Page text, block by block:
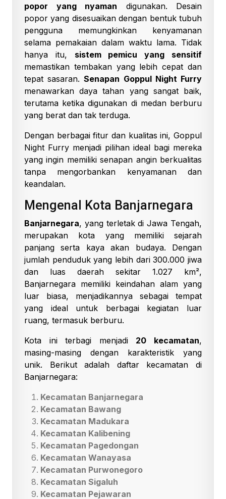
popor yang nyaman digunakan. Desain
popor yang disesuaikan dengan bentuk tubuh
pengguna memungkinkan kenyamanan
selama pemakaian dalam waktu lama. Tidak
hanya itu, sistem pemicu yang sensitif
memastikan tembakan yang lebih cepat dan
tepat sasaran.Senapan Goppul Night Furry
menawarkan daya tahan yang sangat baik,
terutama ketika digunakan di medan berburu
yang berat dan tak terduga.
Dengan berbagai fitur dan kualitas ini, Goppul
Night Furry menjadi pilihan ideal bagi mereka
yang ingin memiliki senapan angin berkualitas
tanpa mengorbankan kenyamanan dan
keandalan.
Mengenal Kota Banjarnegara
Banjarnegara, yang terletak di Jawa Tengah,
merupakan kota yang memiliki sejarah
panjang serta kaya akan budaya. Dengan
jumlah penduduk yang lebih dari 300.000 jiwa
dan luas daerah sekitar 1.027 km²,
Banjarnegara memiliki keindahan alam yang
luar biasa, menjadikannya sebagai tempat
yang ideal untuk berbagai kegiatan luar
ruang, termasuk berburu.
Kota ini terbagi menjadi 20 kecamatan,
masing-masing dengan karakteristik yang
unik. Berikut adalah daftar kecamatan di
Banjarnegara:
Kecamatan Banjarnegara
Kecamatan Bawang
Kecamatan Madukara
Kecamatan Kalibening
Kecamatan Pagedongan
Kecamatan Wanayasa
Kecamatan Purwonegoro
Kecamatan Sigaluh
Kecamatan Pejawaran